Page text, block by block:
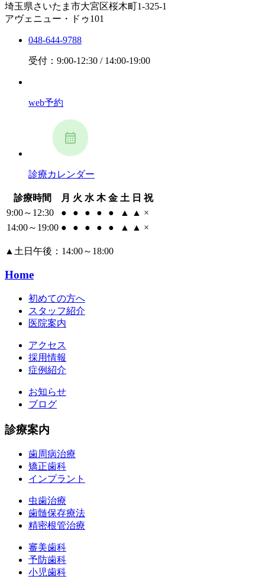
埼玉県さいたま市大宮区桜木町1-325-1
アヴェニュー・ドゥ101
048-644-9788
受付：9:00-12:30 / 14:00-19:00
web予約
診療カレンダー
診療時間 月 火 水 木 金 土 日 祝
9:00～12:30
● ● ● ● ● ▲ ▲ ×
14:00～19:00 ● ● ● ● ● ▲ ▲ ×
▲ 土日午後：14:00～18:00
Home
初めての方へ
スタッフ紹介
医院案内
アクセス
採用情報
症例紹介
お知らせ
ブログ
診療案内
歯周病治療
矯正歯科
インプラント
虫歯治療
歯髄保存療法
精密根管治療
審美歯科
予防歯科
小児歯科